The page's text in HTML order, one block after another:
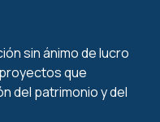
sin ánimo de lucro
que
del patrimonio y del